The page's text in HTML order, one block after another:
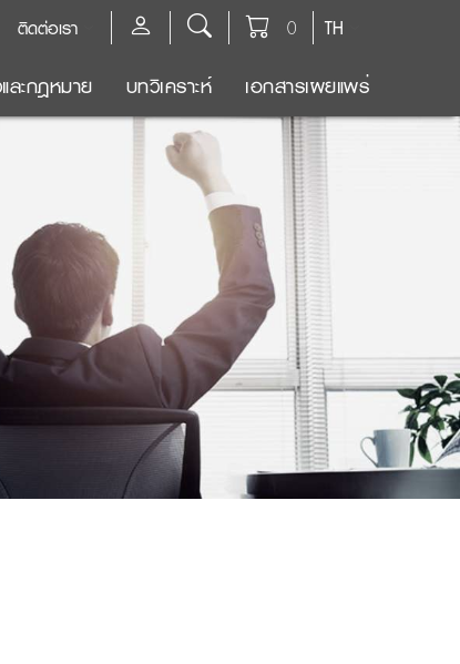
TH
0
ติดต่อเรา
ละกฎหมาย บทวิเคราะห์ เอกสารเผยแพร่